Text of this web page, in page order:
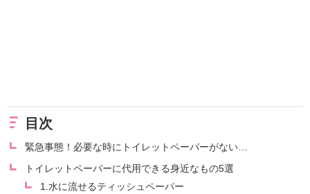
目次
緊急事態！必要な時にトイレットペーパーがない…
トイレットペーパーに代用できる身近なもの5選
1.水に流せるティッシュペーパー